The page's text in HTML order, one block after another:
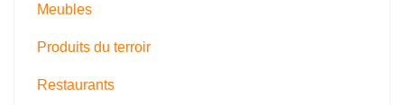
Meubles
Produits du terroir
Restaurants